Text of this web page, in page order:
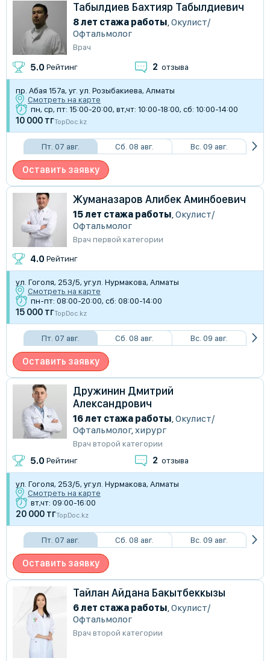
Табылдиев Бахтияр Табылдиевич
8 лет стажа работы,Окулист/
Офтальмолог
Врач
5.0 Рейтинг 2 отзыва
пр. Абая 157а, уг. ул. Розыбакиева, Алматы
Смотреть на карте
пн, ср, пт: 15:00-20:00, вт,чт: 10:00-18:00, сб: 10:00-14:00
10 000 тгTopDoc.kz
Пт. 07 авг. Сб. 08 авг. Вс. 09 авг.
Оставить заявку
Жуманазаров Алибек Аминбоевич
15 лет стажа работы,Окулист/
Офтальмолог
Врач первой категории
4.0 Рейтинг
ул. Гоголя, 253/5, уг.ул. Нурмакова, Алматы
Смотреть на карте
пн-пт: 08:00-20:00, сб: 08:00-14:00
15 000 тгTopDoc.kz
Пт. 07 авг. Сб. 08 авг. Вс. 09 авг.
Оставить заявку
Дружинин Дмитрий
Александрович
16 лет стажа работы,Окулист/
Офтальмолог,хирург
Врач второй категории
5.0 Рейтинг 2 отзыва
ул. Гоголя, 253/5, уг.ул. Нурмакова, Алматы
Смотреть на карте
вт,чт: 09:00-16:00
20 000 тгTopDoc.kz
Пт. 07 авг. Сб. 08 авг. Вс. 09 авг.
Оставить заявку
Тайлан Айдана Бакытбеккызы
6 лет стажа работы,Окулист/
Офтальмолог
Врач второй категории